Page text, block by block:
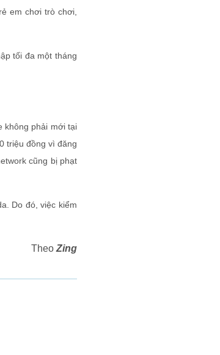
em chơi trò chơi,
tối đa một tháng
không phải mới tại
triệu đồng vì đăng
cũng bị phạt
Do đó, việc kiểm
Theo Zing